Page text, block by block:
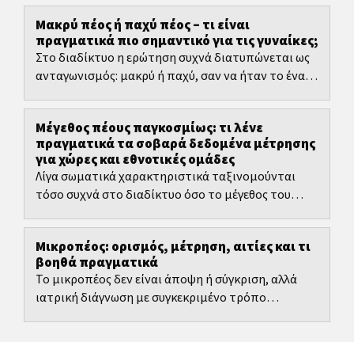
είναι...
Μακρύ πέος ή παχύ πέος – τι είναι
πραγματικά πιο σημαντικό για τις γυναίκες;
Στο διαδίκτυο η ερώτηση συχνά διατυπώνεται ως
ανταγωνισμός: μακρύ ή παχύ, σαν να ήταν το ένα
κατανοητό,...
Μέγεθος πέους παγκοσμίως: τι λένε
πραγματικά τα σοβαρά δεδομένα μέτρησης
για χώρες και εθνοτικές ομάδες
Λίγα σωματικά χαρακτηριστικά ταξινομούνται
τόσο συχνά στο διαδίκτυο όσο το μέγεθος του
περισσότερες λίστες...
Μικροπέος: ορισμός, μέτρηση, αιτίες και τι
βοηθά πραγματικά
Το μικροπέος δεν είναι άποψη ή σύγκριση, αλλά
ιατρική διάγνωση με συγκεκριμένο τρόπο